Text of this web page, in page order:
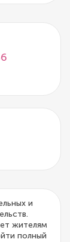
и
жителям
полный